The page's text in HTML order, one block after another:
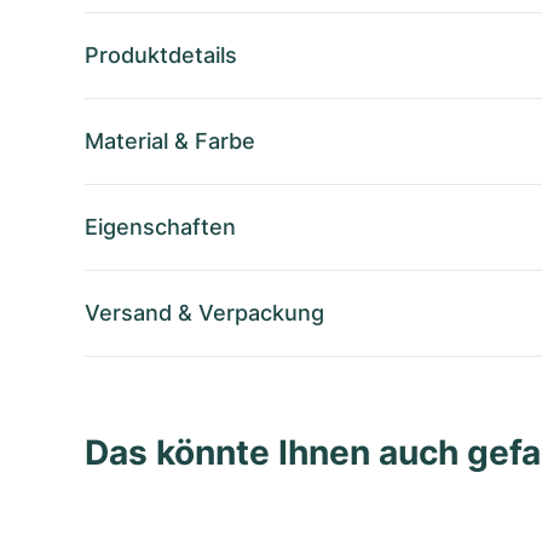
Produktdetails
Material & Farbe
Eigenschaften
Versand & Verpackung
Das könnte Ihnen auch